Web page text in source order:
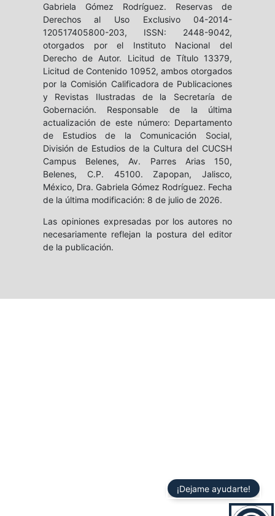
Gabriela Gómez Rodríguez. Reservas de
Derechos al Uso Exclusivo 04-2014-
120517405800-203, ISSN: 2448-9042,
otorgados por el Instituto Nacional del
Derecho de Autor. Licitud de Título 13379,
Licitud de Contenido 10952, ambos otorgados
por la Comisión Calificadora de Publicaciones
y Revistas Ilustradas de la Secretaría de
Gobernación. Responsable de la última
actualización de este número: Departamento
de Estudios de la Comunicación Social,
División de Estudios de la Cultura del CUCSH
Campus Belenes, Av. Parres Arias 150,
Belenes, C.P. 45100. Zapopan, Jalisco,
México, Dra. Gabriela Gómez Rodríguez. Fecha
de la última modificación: 8 de julio de 2026.
Las opiniones expresadas por los autores no
necesariamente reflejan la postura del editor
de la publicación.
¡Dejame ayudarte!